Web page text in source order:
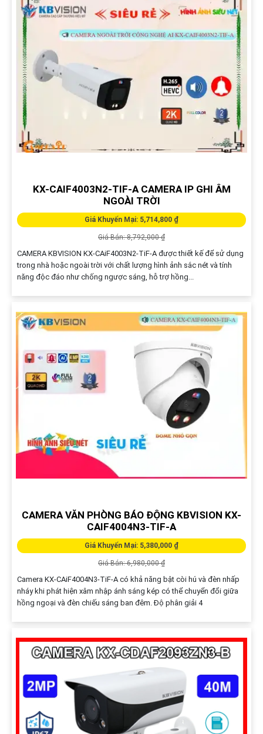
KX-CAIF4003N2-TIF-A CAMERA IP GHI ÂM
NGOÀI TRỜI
Giá Khuyến Mại: 5,714,800 ₫
Giá Bán: 8,792,000 ₫
CAMERA KBVISION KX-CAiF4003N2-TiF-A được thiết kế để sử dụng
trong nhà hoặc ngoài trời với chất lượng hình ảnh sắc nét và tính
năng độc đáo như chống ngược sáng, hỗ trợ hồng...
CAMERA VĂN PHÒNG BÁO ĐỘNG KBVISION KX-
CAIF4004N3-TIF-A
Giá Khuyến Mại: 5,380,000 ₫
Giá Bán: 6,980,000 ₫
Camera KX-CAiF4004N3-TiF-A có khả năng bật còi hú và đèn nhấp
nháy khi phát hiện xâm nhập ánh sáng kép có thể chuyển đổi giữa
hồng ngoại và đèn chiếu sáng ban đêm. Độ phân giải 4